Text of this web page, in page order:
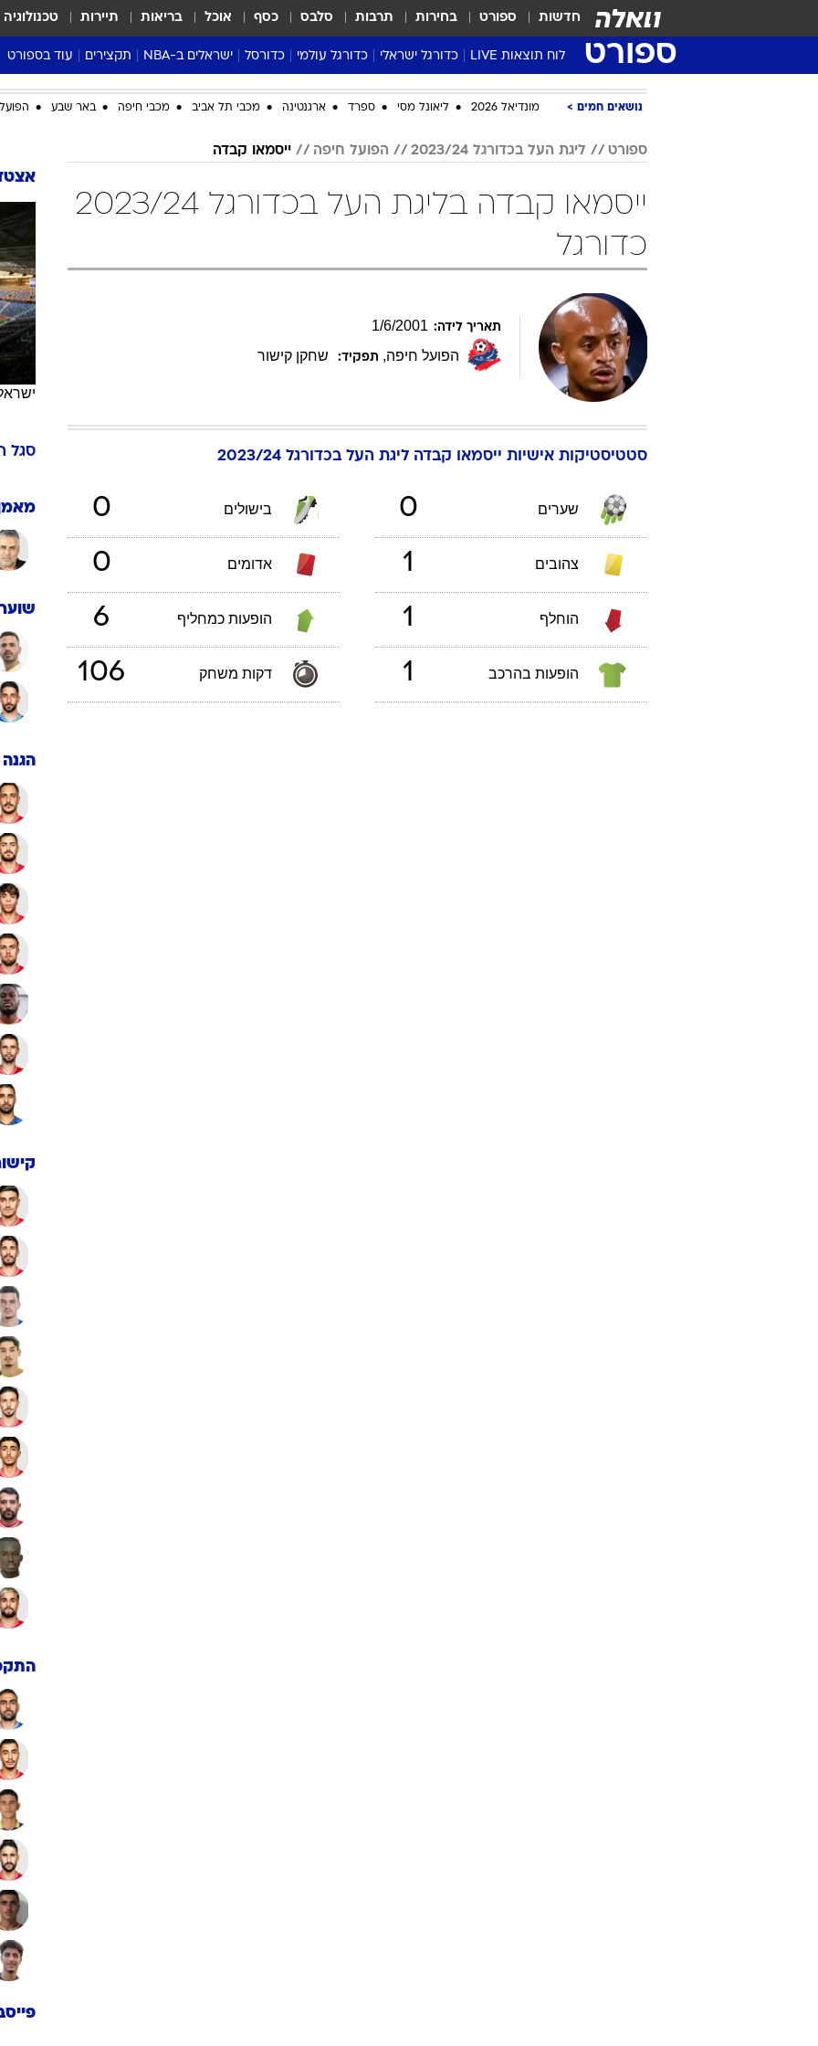
חדשות ספורט בחירות תרבות סלבס כסף אוכל בריאות תיירות טכנולוגיה
ספורט לוח תוצאות LIVE כדורגל ישראלי
ליגת העל Winner
גביע המדינה
שגרירים
כדורגל עולמי
ליגה אנגלית
ליגה איטלקית
ליגה צרפתית
כדורסל
ליגת העל
יורוליג וכדורסל אירופי
נבחרות ישראל בכדורסל
ישראלים ב-NBA
דני אבדיה
תקצירים עוד בספורט
מונדיאל 2026
NBA
פודקאסטים
אבא של שבת
מעל הטבעת
סערה
טראש טוק
ספורט
לוח שידורים
נושאים חמים מונדיאל 2026 ליאונל מסי ספרד ארגנטינה מכבי תל אביב מכבי חיפה באר שבע
ספורט ליגת העל בכדורגל 2023/24 הפועל חיפה ייסמאו קבדה
ייסמאו קבדה בליגת העל בכדורגל 2023/24
כדורגל
תאריך לידה: 1/6/2001
הפועל חיפה, תפקיד: שחקן קישור
סטטיסטיקות אישיות ייסמאו קבדה ליגת העל בכדורגל 2023/24
שערים 0 בישולים 0
צהובים 1 אדומים 0
הוחלף 1 הופעות כמחליף 6
הופעות בהרכב 1 דקות משחק 106
סגל
מאמן
הגנה